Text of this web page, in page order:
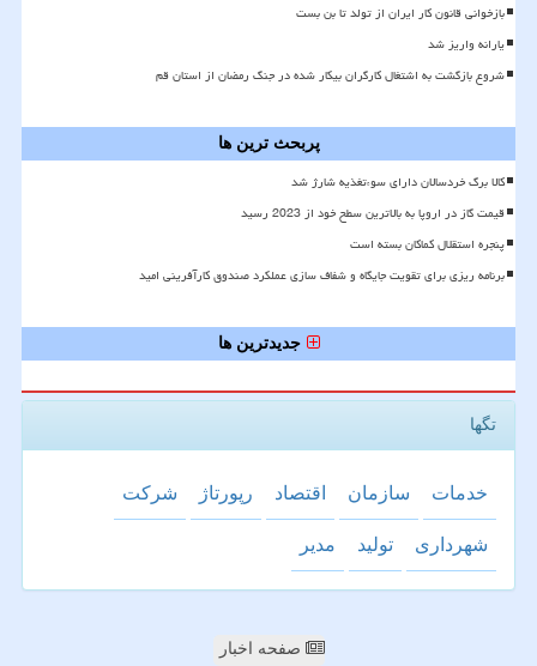
بازخوانی قانون کار ایران از تولد تا بن بست
یارانه واریز شد
شروع بازگشت به اشتغال کارگران بیکار شده در جنگ رمضان از استان قم
پربحث ترین ها
کالا برگ خردسالان دارای سوءتغذیه شارژ شد
قیمت گاز در اروپا به بالاترین سطح خود از 2023 رسید
پنجره استقلال کماکان بسته است
برنامه ریزی برای تقویت جایگاه و شفاف سازی عملکرد صندوق کارآفرینی امید
جدیدترین ها
تگها
خدمات سازمان اقتصاد رپورتاژ شركت
شهرداری تولید مدیر
صفحه اخبار